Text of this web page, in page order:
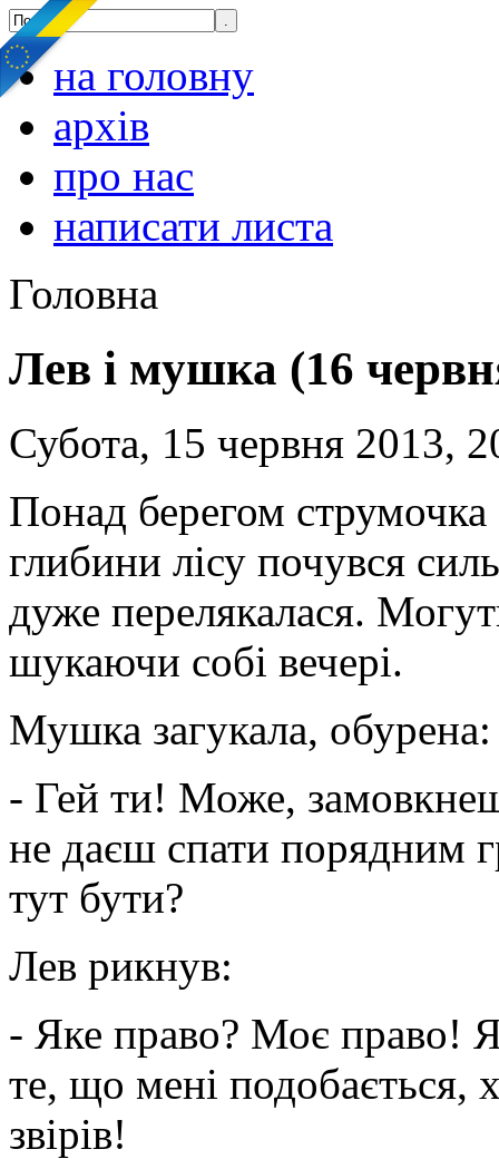
на головну
архів
про нас
написати листа
Головна
Лев і мушка (16
Субота, 15 червня 2013,
Понад берегом
глибини лісу почувся
дуже перелякалася.
шукаючи собі вечері.
Мушка загукала, обурена:
- Гей ти! Може,
не даєш спати порядним
тут бути?
Лев рикнув:
- Яке право? Моє право!
те, що мені
звірів!